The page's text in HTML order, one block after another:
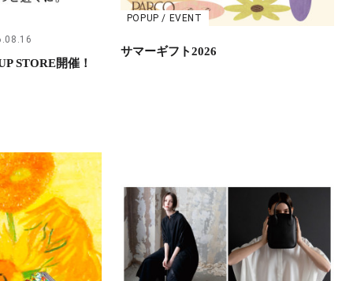
STORE開催！
POPUP / EVENT
サマーギフト2026